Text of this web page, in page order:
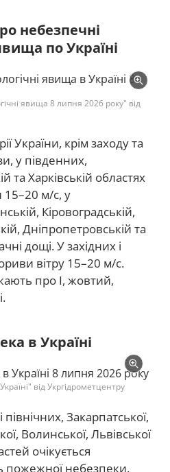
небезпечні
по Україні
явища 8 липня 2026 року" від
України, крім заходу та
у південних,
та Харківській областях
15–20 м/с, у
Кіровоградській,
Дніпропетровській та
дощі. У західних і
вітру 15–20 м/с.
про I, жовтий,
в Україні
від Укргідрометцентру
Закарпатської,
Волинської, Львівської
очікується
пожежної небезпеки.